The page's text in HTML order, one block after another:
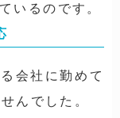
いるのです。
会社に勤めて
んでした。